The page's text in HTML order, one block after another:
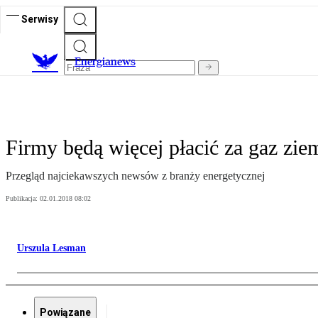
Serwisy
Energianews
Firmy będą więcej płacić za gaz
Przegląd najciekawszych newsów z branży energetycznej
Publikacja: 02.01.2018 08:02
Urszula Lesman
Powiązane